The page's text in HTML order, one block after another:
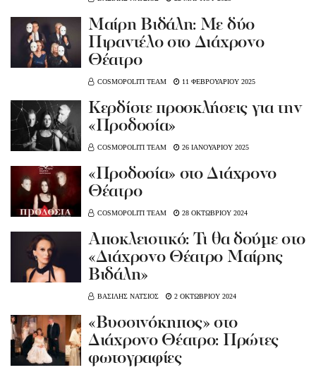
Mαίρη Βιδάλη: Με δύο
Πιραντέλο στο Διάχρονο
Θέατρο
COSMOPOLITI TEAM 11 ΦΕΒΡΟΥΑΡΙΟΥ 2025
Κερδίστε προσκλήσεις για την
«Προδοσία»
COSMOPOLITI TEAM 26 ΙΑΝΟΥΑΡΙΟΥ 2025
«Προδοσία» στο Διάχρονο
Θέατρο
COSMOPOLITI TEAM 28 ΟΚΤΩΒΡΙΟΥ 2024
Αποκλειστικό: Τι θα δούμε στο
«Διάχρονο Θέατρο Μαίρης
Βιδάλη»
ΒΑΣΙΛΗΣ ΝΑΤΣΙΟΣ 2 ΟΚΤΩΒΡΙΟΥ 2024
«Βυσσινόκηπος» στο
Διάχρονο Θέατρο: Πρώτες
φωτογραφίες